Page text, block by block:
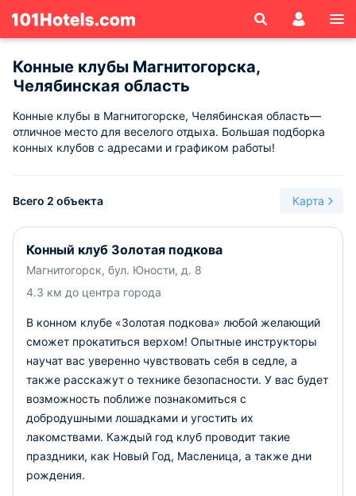
Конные клубы Магнитогорска,
Челябинская область
Конные клубы в Магнитогорске, Челябинская область—
отличное место для веселого отдыха. Большая подборка
конных клубов с адресами и графиком работы!
Всего 2 объекта Карта
Конный клуб Золотая подкова
Магнитогорск, бул. Юности, д. 8
4.3 км до центра города
В конном клубе «Золотая подкова» любой желающий
сможет прокатиться верхом! Опытные инструкторы
научат вас уверенно чувствовать себя в седле, а
также расскажут о технике безопасности. У вас будет
возможность поближе познакомиться с
добродушными лошадками и угостить их
лакомствами. Каждый год клуб проводит такие
праздники, как Новый Год, Масленица, а также дни
рождения.